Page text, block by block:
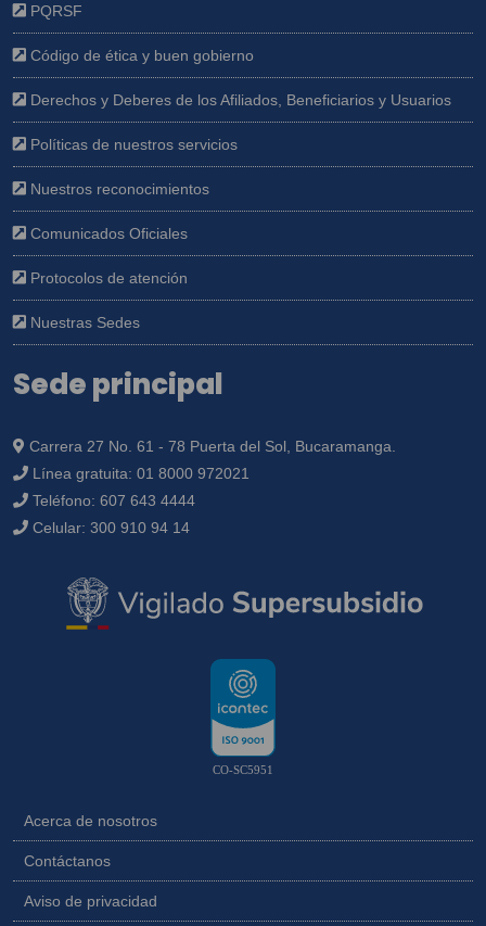
PQRSF
Código de ética y buen gobierno
Derechos y Deberes de los Afiliados, Beneficiarios y Usuarios
Políticas de nuestros servicios
Nuestros reconocimientos
Comunicados Oficiales
Protocolos de atención
Nuestras Sedes
Sede principal
Carrera 27 No. 61 - 78 Puerta del Sol, Bucaramanga.
Línea gratuita: 01 8000 972021
Teléfono: 607 643 4444
Celular: 300 910 94 14
CO-SC5951
Acerca de nosotros
Contáctanos
Aviso de privacidad